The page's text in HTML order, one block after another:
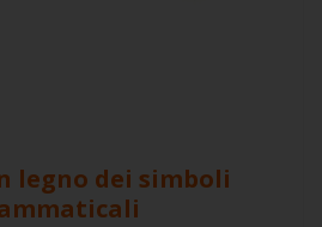
legno dei simboli